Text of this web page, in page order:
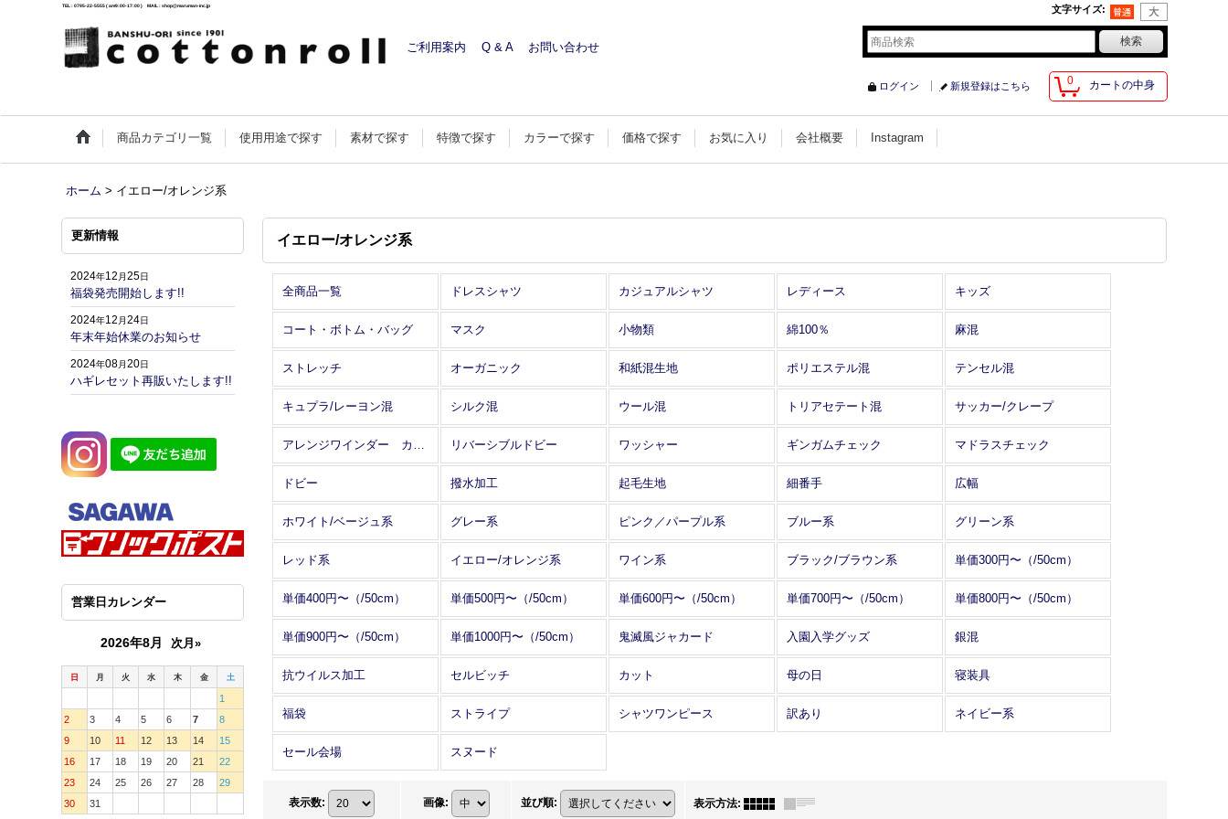
TEL : 0795-22-5555 ( am9:00-17:00 ) MAIL : shop@maruman-inc.jp 文字サイズ:
ご利用案内 Q & A お問い合わせ
0 カートの中身
ログイン 新規登録はこちら
商品カテゴリ一覧 使用用途で探す 素材で探す 特徴で探す カラーで探す 価格で探す お気に入り 会社概要 Instagram
ホーム > イエロー/オレンジ系
更新情報
2024年12 月25日
福袋発売開始します!!
2024年12 月24日
年末年始休業のお知らせ
2024年08月20日
ハギレセット再販いたします!!
営業日カレンダー
2026年8月 次月»
日 月 火 水 木 金 土
1
2
3 4 5 6 7
8
9
10 11 12 13 14
15
16
17 18 19 20 21
22
23
24 25 26 27 28
29
30
31
イエロー/オレンジ系
全商品一覧 ドレスシャツ カジュアルシャツ レディース キッズ
コート・ボトム・バッグ マスク 小物類 綿100％ 麻混
ストレッチ オーガニック 和紙混生地 ポリエステル混 テンセル混
キュプラ/レーヨン混 シルク混 ウール混 トリアセテート混 サッカー/クレープ
アレンジワインダー カットジャカード リバーシブルドビー ワッシャー ギンガムチェック マドラスチェック
ドビー 撥水加工 起毛生地 細番手 広幅
ホワイト/ベージュ系 グレー系 ピンク／パープル系 ブルー系 グリーン系
レッド系 イエロー/オレンジ系 ワイン系 ブラック/ブラウン系 単価300円〜（/50cm）
単価400円〜（/50cm） 単価500円〜（/50cm） 単価600円〜（/50cm） 単価700円〜（/50cm） 単価800円〜（/50cm）
単価900円〜（/50cm） 単価1000円〜（/50cm） 鬼滅風ジャカード 入園入学グッズ 銀混
抗ウイルス加工 セルビッチ カット 母の日 寝装具
福袋 ストライプ シャツワンピース 訳あり ネイビー系
セール会場 スヌード
表示数: 画像: 並び順: 表示方法: